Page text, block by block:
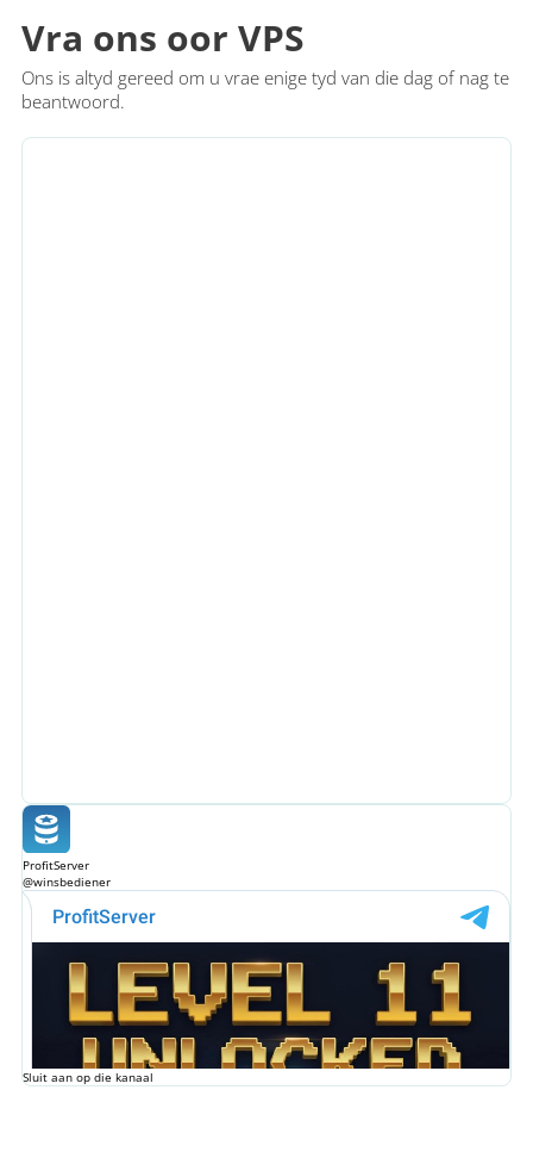
inferensie, CI/CD-hardlopers en staging-omgewings.
toepassing wees volgens u land van verblyf en geldige
belastingdata. Geen versteekte fooie nie.
Vra ons oor VPS
Ons is altyd gereed om u vrae enige tyd van die dag of nag te
beantwoord.
ProfitServer
@winsbediener
Sluit aan op die kanaal